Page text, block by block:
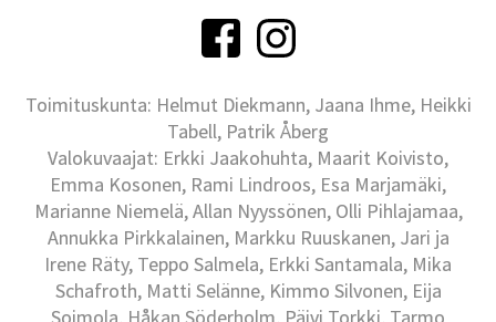
Toimituskunta: Helmut Diekmann, Jaana Ihme, Heikki
Tabell, Patrik Åberg
Valokuvaajat: Erkki Jaakohuhta, Maarit Koivisto,
Emma Kosonen, Rami Lindroos, Esa Marjamäki,
Marianne Niemelä, Allan Nyyssönen, Olli Pihlajamaa,
Annukka Pirkkalainen, Markku Ruuskanen, Jari ja
Irene Räty, Teppo Salmela, Erkki Santamala, Mika
Schafroth, Matti Selänne, Kimmo Silvonen, Eija